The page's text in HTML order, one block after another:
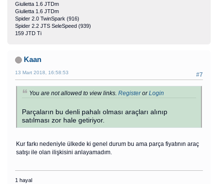
Giulietta 1.6 JTDm
Giulietta 1.6 JTDm
Spider 2.0 TwinSpark (916)
Spider 2.2 JTS SeleSpeed (939)
159 JTD Ti
Kaan
#7
13 Mart 2018, 16:58:53
You are not allowed to view links. RegisterorLogin
Parçaların bu denli pahalı olması araçları alınıp
satılması zor hale getiriyor.
Kur farkı nedeniyle ülkede ki genel durum bu ama parça fiyatının araç
satışı ile olan ilişkisini anlayamadım.
1 hayal